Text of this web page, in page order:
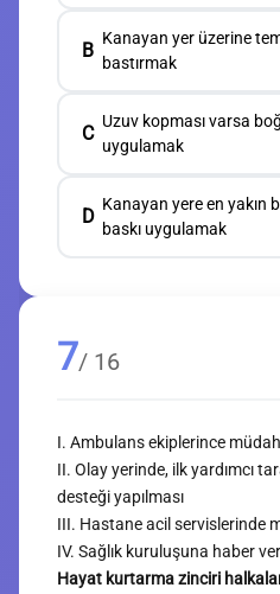
B
Kanayan yer üzerine
bastırmak
C
Uzuv kopması varsa
uygulamak
D
Kanayan yere en yakın
baskı uygulamak
7/ 16
I. Ambulans ekiplerince
II. Olay yerinde, ilk yardımcı
desteği yapılması
III. Hastane acil servislerinde
IV. Sağlık kuruluşuna haber
Hayat kurtarma zinciri